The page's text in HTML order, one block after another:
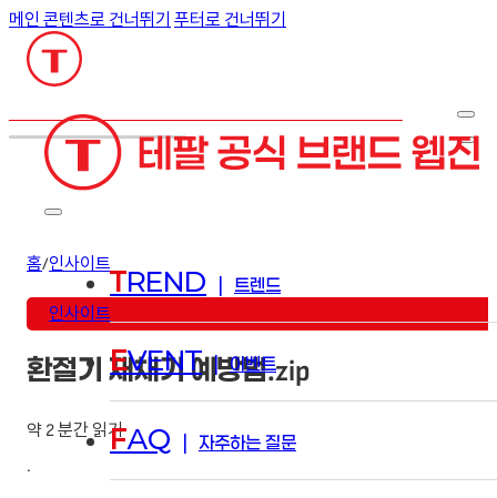
메인 콘텐츠로 건너뛰기 푸터로 건너뛰기
TREND 트렌드
EVENT | 이벤트
FAQ 자주하는 질문
홈/인사이트
인사이트
환절기 재채기 예방법.zip
약 2 분간 읽기
·